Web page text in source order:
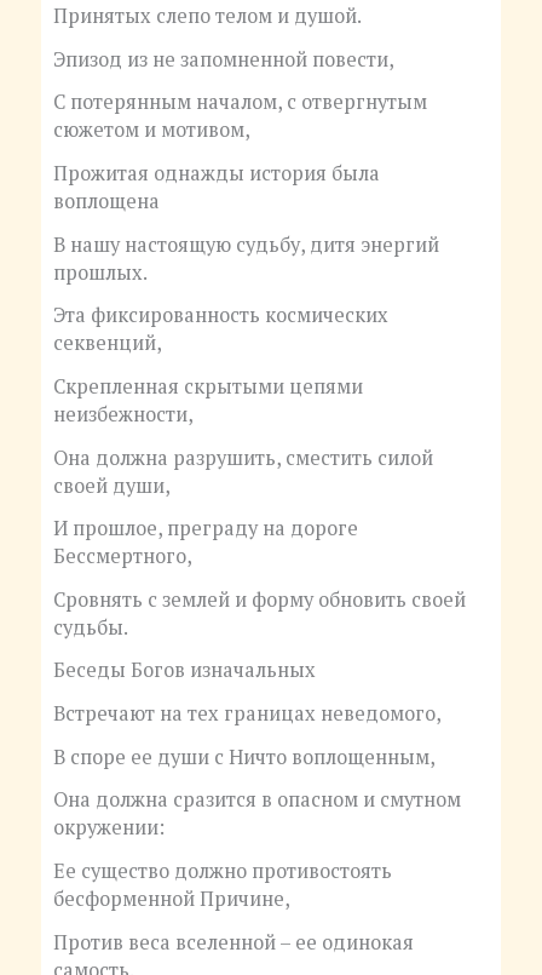
Принятых слепо телом и душой.
Эпизод из не запомненной повести,
С потерянным началом, с отвергнутым
сюжетом и мотивом,
Прожитая однажды история была
воплощена
В нашу настоящую судьбу, дитя энергий
прошлых.
Эта фиксированность космических
секвенций,
Скрепленная скрытыми цепями
неизбежности,
Она должна разрушить, сместить силой
своей души,
И прошлое, преграду на дороге
Бессмертного,
Сровнять с землей и форму обновить своей
судьбы.
Беседы Богов изначальных
Встречают на тех границах неведомого,
В споре ее души с Ничто воплощенным,
Она должна сразится в опасном и смутном
окружении:
Ее существо должно противостоять
бесформенной Причине,
Против веса вселенной – ее одинокая
самость.